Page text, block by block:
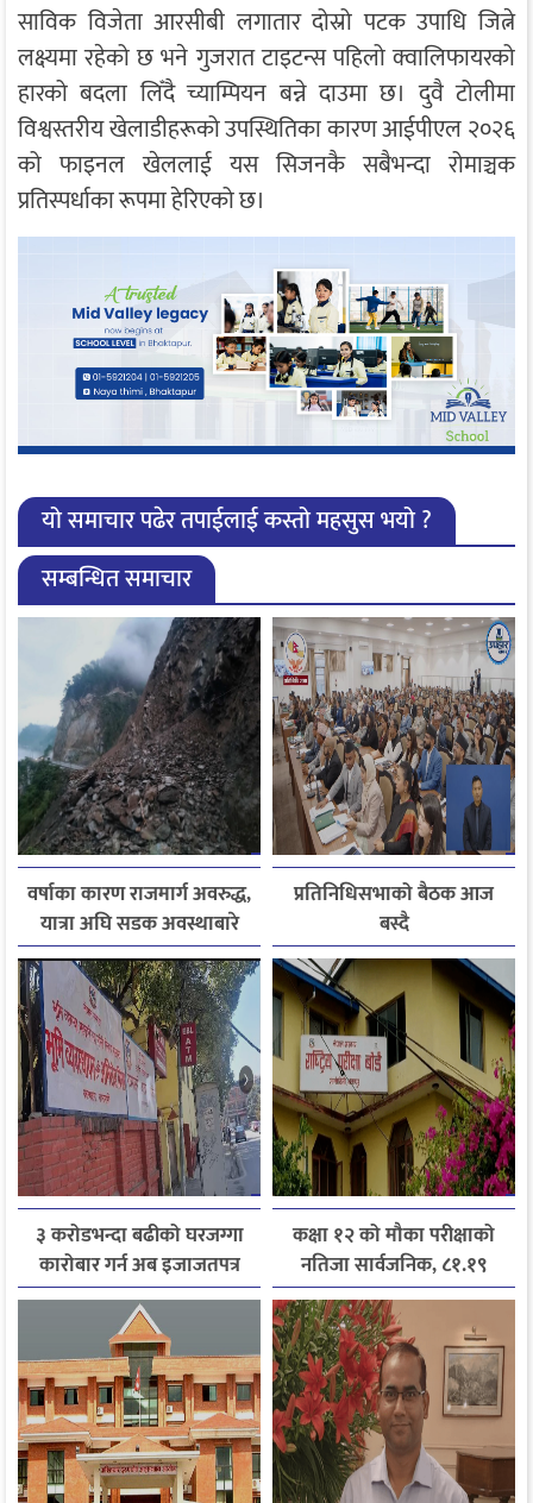
साविक विजेता आरसीबी लगातार दोस्रो पटक उपाधि जित्ने
लक्ष्यमा रहेको छ भने गुजरात टाइटन्स पहिलो क्वालिफायरको
हारको बदला लिँदै च्याम्पियन बन्ने दाउमा छ। दुवै टोलीमा
विश्वस्तरीय खेलाडीहरूको उपस्थितिका कारण आईपीएल २०२६
को फाइनल खेललाई यस सिजनकै सबैभन्दा रोमाञ्चक
प्रतिस्पर्धाका रूपमा हेरिएको छ।
यो समाचार पढेर तपाईलाई कस्तो महसुस भयो ?
सम्बन्धित समाचार
वर्षाका कारण राजमार्ग अवरुद्ध,
यात्रा अघि सडक अवस्थाबारे
जानकारी लिन आग्रह
प्रतिनिधिसभाको बैठक आज
बस्दै
३ करोडभन्दा बढीको घरजग्गा
कारोबार गर्न अब इजाजतपत्र
अनिवार्य
कक्षा १२ को मौका परीक्षाको
नतिजा सार्वजनिक, ८१.१९
प्रतिशत विद्यार्थी उत्तीर्ण